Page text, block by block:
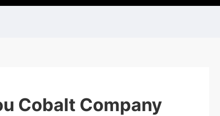
Cobalt Company